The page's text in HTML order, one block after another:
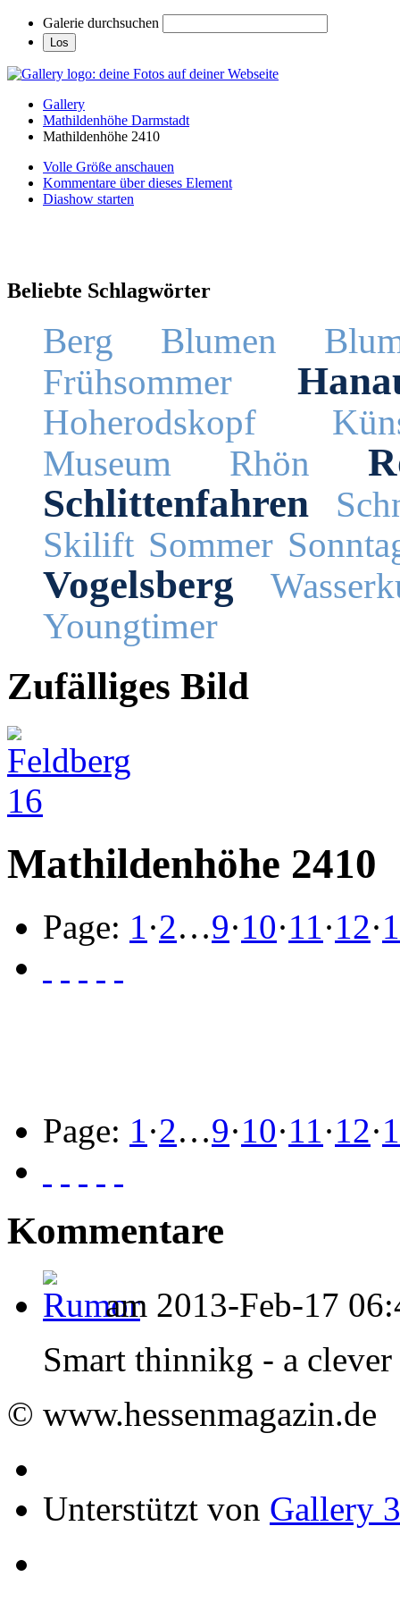
Galerie durchsuchen
Gallery
Mathildenhöhe Darmstadt
Mathildenhöhe 2410
Volle Größe anschauen
Kommentare über dieses Element
Diashow starten
Beliebte Schlagwörter
Berg Blumen
Frühsommer
Hoherodskopf
Museum
Rhön
Schlittenfahren
Skilift Sommer
Vogelsberg
Youngtimer
Zufälliges Bild
Mathildenhöhe 2410
Page: 1·2…9·10·11·12·
Page: 1·2…9·10·11·12·
Kommentare
am 2013-Feb-17
Smart thinnikg - a
© www.hessenmagazin.de
Unterstützt von Gallery